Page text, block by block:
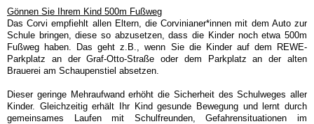
Gönnen Sie Ihrem Kind 500m Fußweg
Das Corvi empfiehlt allen Eltern, die Corvinianer*innen mit dem Auto zur
Schule bringen, diese so abzusetzen, dass die Kinder noch etwa 500m
Fußweg haben. Das geht z.B., wenn Sie die Kinder auf dem REWE-
Parkplatz an der Graf-Otto-Straße oder dem Parkplatz an der alten
Brauerei am Schaupenstiel absetzen.
Dieser geringe Mehraufwand erhöht die Sicherheit des Schulweges aller
Kinder. Gleichzeitig erhält Ihr Kind gesunde Bewegung und lernt durch
gemeinsames Laufen mit Schulfreunden, Gefahrensituationen im